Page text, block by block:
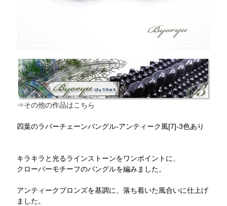
⇒その他の作品はこちら
四葉のラバーチェーンバングル-アンティーク風[7]-3色あり
キラキラと光るラインストーンをワンポイントに、
クローバーモチーフのバングルを編みました。
アンティークブロンズを基調に、落ち着いた風合いに仕上げ
ました。